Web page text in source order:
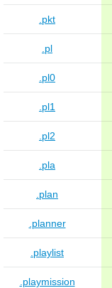
.pkt
.pl
.pl0
.pl1
.pl2
.pla
.plan
.planner
.playlist
.playmission